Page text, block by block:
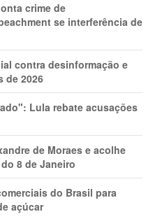
crime de
se interferência de
contra desinformação e
de 2026
Lula rebate acusações
de Moraes e acolhe
8 de Janeiro
do Brasil para
açúcar